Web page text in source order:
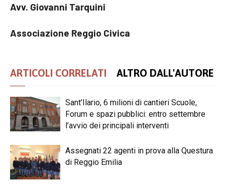
Avv. Giovanni Tarquini
Associazione Reggio Civica
ARTICOLI CORRELATI ALTRO DALL'AUTORE
Sant’Ilario, 6 milioni di cantieri Scuole,
Forum e spazi pubblici: entro settembre
l’avvio dei principali interventi
Assegnati 22 agenti in prova alla Questura
di Reggio Emilia